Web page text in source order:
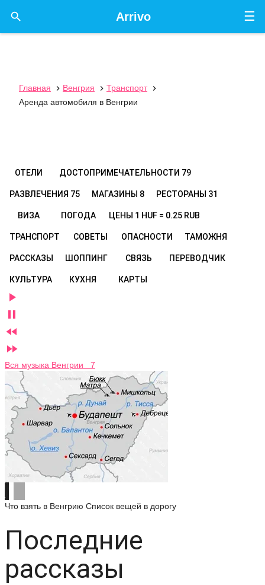
☰
Arrivo

Главная  Венгрия  Транспорт

Аренда автомобиля в Венгрии
ОТЕЛИ ДОСТОПРИМЕЧАТЕЛЬНОСТИ 79
РАЗВЛЕЧЕНИЯ 75 МАГАЗИНЫ 8 РЕСТОРАНЫ 31
ВИЗА ПОГОДА ЦЕНЫ 1 HUF = 0.25 RUB
ТРАНСПОРТ СОВЕТЫ ОПАСНОСТИ ТАМОЖНЯ
РАССКАЗЫ ШОППИНГ СВЯЗЬ ПЕРЕВОДЧИК
КУЛЬТУРА КУХНЯ КАРТЫ




Вся музыка Венгрии 7
Что взять в Венгрию Список вещей в дорогу
Последние
рассказы